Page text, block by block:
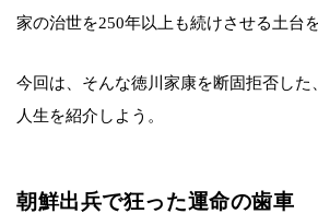
家の治世を250年以上も続けさせる土台
今回は、そんな徳川家康を断固拒否した
人生を紹介しよう。
朝鮮出兵で狂った運命の歯車